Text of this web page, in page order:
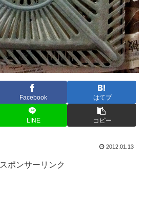
Facebook はてブ
LINE コピー
2012.01.13
スポンサーリンク